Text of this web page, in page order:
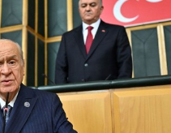
istəyənlərin niyyətlərinin bəlli
Türkiyə üçün tanış ssenarilər